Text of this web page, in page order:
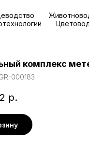
комплекс
000183
р.